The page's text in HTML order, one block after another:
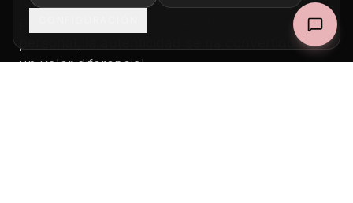
para profesionales que construyen su marca
personal, la autenticidad se ha convertido en
un valor diferencial.